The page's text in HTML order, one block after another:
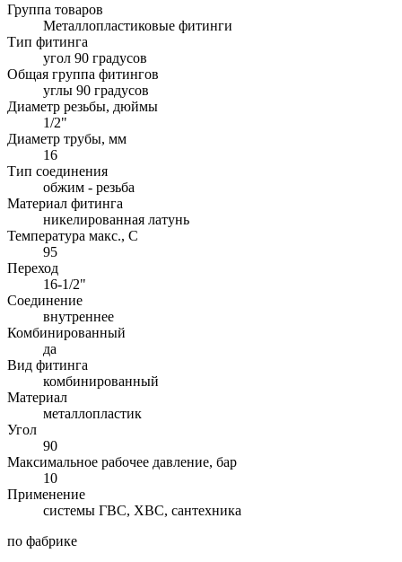
Группа товаров
Металлопластиковые фитинги
Тип фитинга
угол 90 градусов
Общая группа фитингов
углы 90 градусов
Диаметр резьбы, дюймы
1/2"
Диаметр трубы, мм
16
Тип соединения
обжим - резьба
Материал фитинга
никелированная латунь
Температура макс., С
95
Переход
16-1/2"
Соединение
внутреннее
Комбинированный
да
Вид фитинга
комбинированный
Материал
металлопластик
Угол
90
Максимальное рабочее давление, бар
10
Применение
системы ГВС, ХВС, сантехника
по фабрике